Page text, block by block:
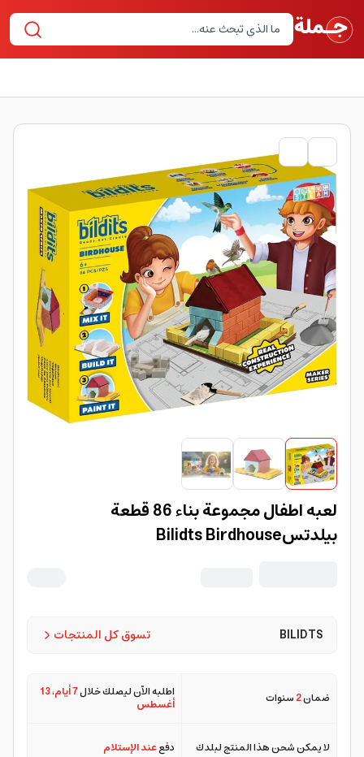
لعبه اطفال مجموعة بناء 86 قطعة
بيلدتسBilidts Birdhouse
تسوق كل المنتجات BILIDTS
ضمان2سنوات اطلبه الآن ليصلك خلال7 أيام ،13
أغسطس
لا يمكن شحن هذا المنتج لبلدك دفععند الإستلام